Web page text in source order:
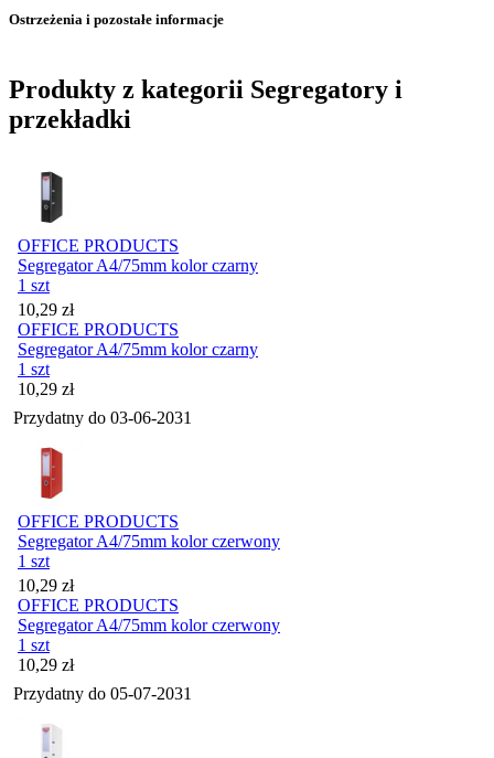
Ostrzeżenia i pozostałe informacje
Produkty z kategorii Segregatory i
przekładki
OFFICE PRODUCTS
Segregator A4/75mm kolor czarny
1 szt
Cena
10,29 zł
OFFICE PRODUCTS
Segregator A4/75mm kolor czarny
1 szt
Cena
10,29 zł
Przydatny do 03-06-2031
OFFICE PRODUCTS
Segregator A4/75mm kolor czerwony
1 szt
Cena
10,29 zł
OFFICE PRODUCTS
Segregator A4/75mm kolor czerwony
1 szt
Cena
10,29 zł
Przydatny do 05-07-2031